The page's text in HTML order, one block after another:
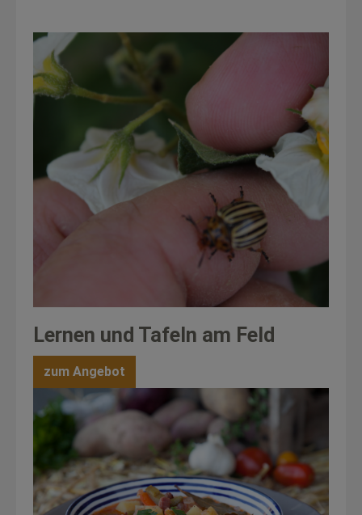
Lernen und Tafeln am Feld
zum Angebot